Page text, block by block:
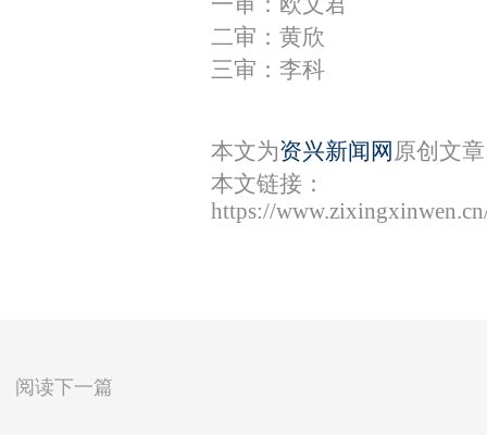
二审：黄欣
三审：李科
本文为资兴新闻网 原创文
本文链接：
https://
阅读下一篇